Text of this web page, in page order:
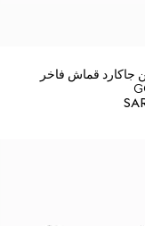
جاكارد قماش فاخر